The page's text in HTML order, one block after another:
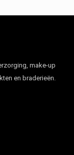
make-up
en braderieën.